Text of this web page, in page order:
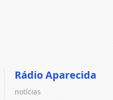
Rádio Aparecida
notícias